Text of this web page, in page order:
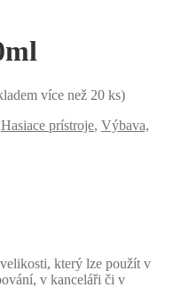
více než 20 ks)
Hasiace prístroje, Výbava,
který lze použít v
v kanceláři či v